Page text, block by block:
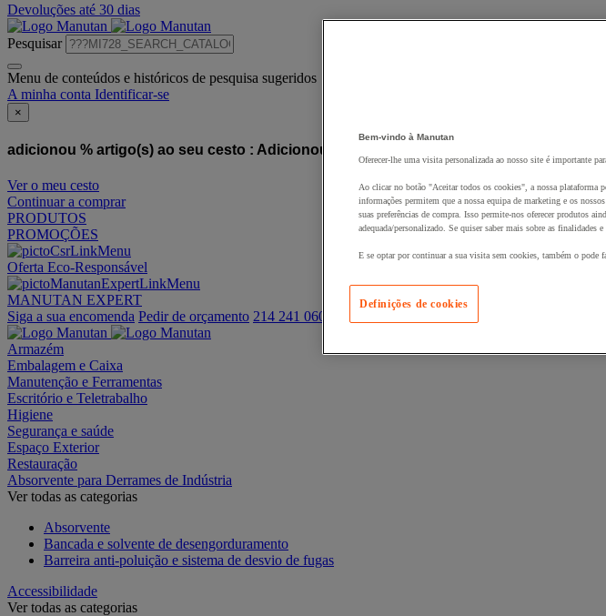
Devoluções até 30 dias
Pesquisar
Menu de conteúdos e históricos de pesquisa sugeridos
A minha conta Identificar-se
×
adicionou % artigo(s) ao seu cesto : Adicionou este artigo ao seu cesto :
Ver o meu cesto
Continuar a comprar
PRODUTOS
PROMOÇÕES
Oferta Eco-Responsável
MANUTAN EXPERT
Siga a sua encomenda Pedir de orçamento 214 241 060
Armazém
Embalagem e Caixa
Manutenção e Ferramentas
Escritório e Teletrabalho
Higiene
Segurança e saúde
Espaço Exterior
Restauração
Absorvente para Derrames de Indústria
Ver todas as categorias
Absorvente
Bancada e solvente de desengorduramento
Barreira anti-poluição e sistema de desvio de fugas
Accessibilidade
Ver todas as categorias
Bem-vindo à Manutan
Oferecer-lhe uma visita personalizada ao nosso site é importante
Ao clicar no botão "Aceitar todos os cookies", a nossa plataforma
informações permitem que a nossa equipa de marketing e os
suas preferências de compra. Isso permite-nos oferecer produtos
adequada/personalizado. Se quiser saber mais sobre as finalidades
E se optar por continuar a sua visita sem cookies, também o pode
Definições de cookies